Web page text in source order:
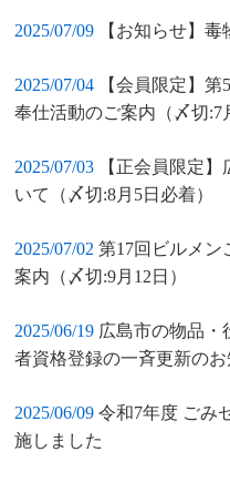
2025/07/09 【お知らせ】
2025/07/04
【会員限定】
奉仕活動のご案内（〆切:7
2025/07/03
【正会員限定
いて（〆切:8月5日必着）
2025/07/02 第17回ビルメン
案内（〆切:9月12日）
2025/06/19 広島市の物品・
者資格登録の一斉更新の
2025/06/09 令和7年度 ごみ
施しました